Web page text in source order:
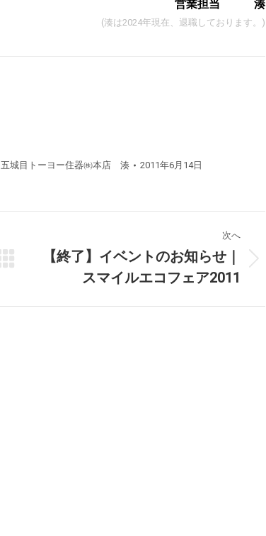
営業担当 湊
(湊は2024年現在、退職しております。)
五城目トーヨー住器㈱本店 湊 2011年6月14日
次へ
【終了】イベントのお知らせ｜
スマイルエコフェア2011